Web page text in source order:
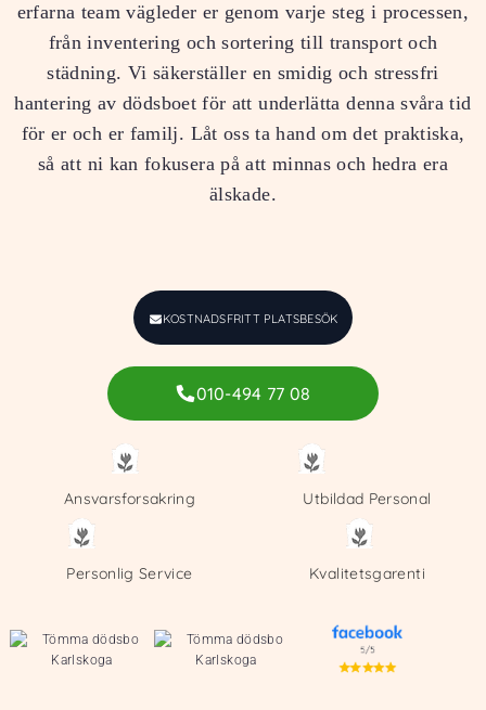
erfarna team vägleder er genom varje steg i processen,
från inventering och sortering till transport och
städning. Vi säkerställer en smidig och stressfri
hantering av dödsboet för att underlätta denna svåra tid
för er och er familj. Låt oss ta hand om det praktiska,
så att ni kan fokusera på att minnas och hedra era
älskade.
KOSTNADSFRITT PLATSBESÖK
010-494 77 08
Ansvarsforsakring Utbildad Personal
Personlig Service Kvalitetsgarenti